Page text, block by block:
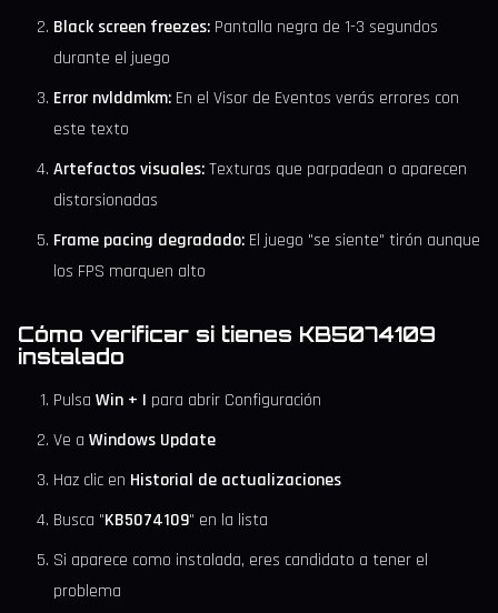
Black screen freezes: Pantalla negra de 1-3 segundos
durante el juego
Error nvlddmkm: En el Visor de Eventos verás errores con
este texto
Artefactos visuales:Texturas que parpadean o aparecen
distorsionadas
Frame pacing degradado: El juego "se siente" tirón aunque
los FPS marquen alto
Cómo verificar si tienes KB5074109
instalado
Pulsa Win + I para abrir Configuración
Ve a Windows Update
Haz clic en Historial de actualizaciones
Busca "KB5074109" en la lista
Si aparece como instalada, eres candidato a tener el
problema